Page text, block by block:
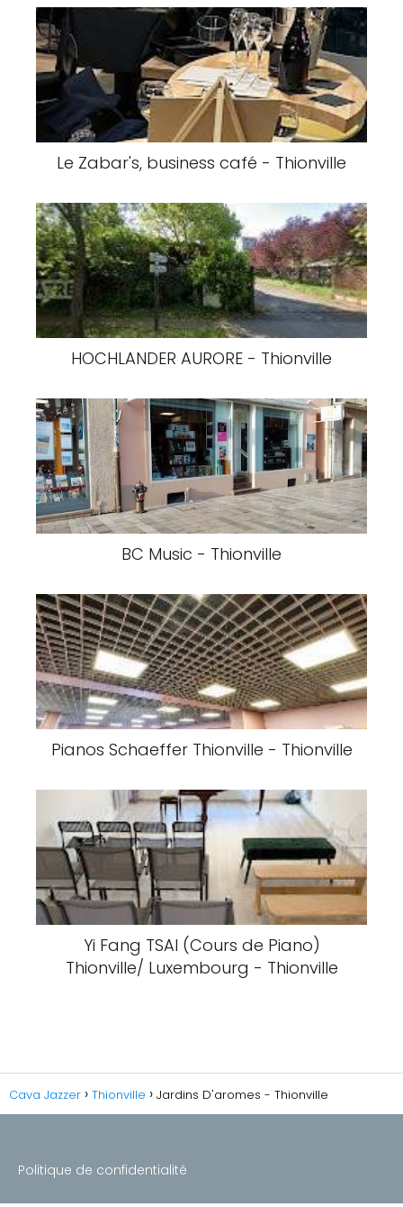
Le Zabar's, business café - Thionville
HOCHLANDER AURORE - Thionville
BC Music - Thionville
Pianos Schaeffer Thionville - Thionville
Yi Fang TSAI (Cours de Piano)
Thionville/ Luxembourg - Thionville
Cava Jazzer Thionville Jardins D'aromes - Thionville
Politique de confidentialité